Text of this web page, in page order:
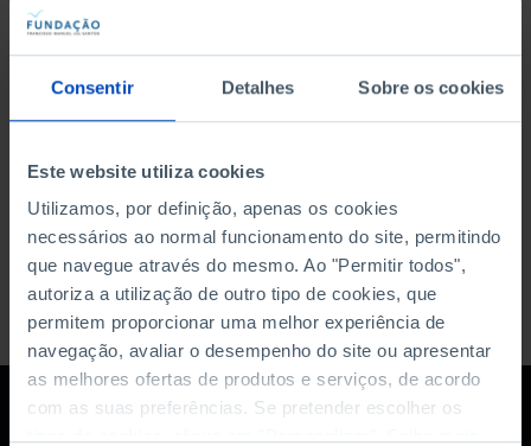
Consentir Detalhes Sobre os cookies
Este website utiliza cookies
Utilizamos, por definição, apenas os cookies
necessários ao normal funcionamento do site, permitindo
que navegue através do mesmo. Ao "Permitir todos",
autoriza a utilização de outro tipo de cookies, que
permitem proporcionar uma melhor experiência de
navegação, avaliar o desempenho do site ou apresentar
as melhores ofertas de produtos e serviços, de acordo
com as suas preferências. Se pretender escolher os
DATA DE INÍCIO
DATA DE FIM